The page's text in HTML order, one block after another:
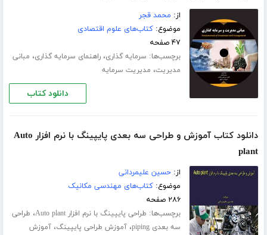
از: محمد قجر
موضوع:کتاب‌های علوم اقتصادی
۴۷ صفحه
برچسب‌ها: سرمایه گذاری،راهنمای سرمایه گذاری، مبانی
مدیریت، مدیریت سرمایه
دانلود کتاب
دانلود کتاب آموزش و طراحی سه بعدی پایپینگ با نرم افزار Auto
plant
از:حسین علیمردانی
موضوع:کتاب‌های مهندسی مکانیک
۲۸۶ صفحه
برچسب‌ها: طراحی پایپینگ با نرم افزار Auto plant ، طراحی
سه بعدی piping
،آموزش طراحی پایپینگ،آموزش